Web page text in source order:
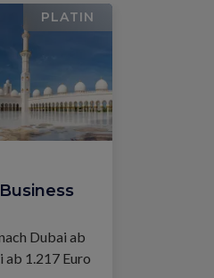
PLATIN
Dubai ab
ab 1.217 Euro